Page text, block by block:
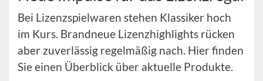
Bei Lizenzspielwaren stehen Klassiker hoch
im Kurs. Brandneue Lizenzhighlights rücken
aber zuverlässig regelmäßig nach. Hier finden
Sie einen Überblick über aktuelle Produkte.